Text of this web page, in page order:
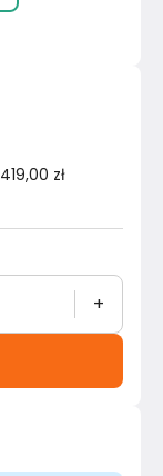
419,00 zł
+